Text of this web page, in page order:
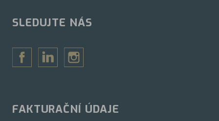
SLEDUJTE NÁS
FAKTURAČNÍ ÚDAJE